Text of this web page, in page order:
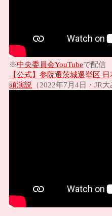
※中央委員会YouTubeで配信
【公式】参院選茨城選挙区
頭演説 （2022年7月4日・JR大